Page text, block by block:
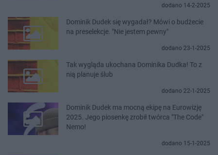
dodano 14-2-2025
Dominik Dudek się wygadał? Mówi o budżecie
na preselekcje. "Nie jestem pewny"
dodano 23-1-2025
Tak wygląda ukochana Dominika Dudka! To z
nią planuje ślub
dodano 22-1-2025
Dominik Dudek ma mocną ekipę na Eurowizję
2025. Jego piosenkę zrobił twórca "The Code"
Nemo!
dodano 15-1-2025